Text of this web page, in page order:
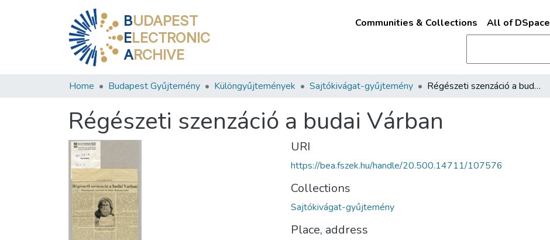
BUDAPEST
ELECTRONIC
ARCHIVE
Communities & Collections All of DSpace
Home Budapest Gyűjtemény Különgyűjtemények Sajtókivágat-gyűjtemény Régészeti szenzáció a budai Várban
Régészeti szenzáció a budai Várban
URI
https://bea.fszek.hu/handle/20.500.14711/107576
Collections
Sajtókivágat-gyűjtemény
Place, address